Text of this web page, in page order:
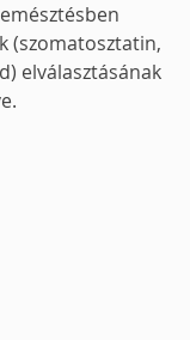
(szomatosztatin,
elválasztásának